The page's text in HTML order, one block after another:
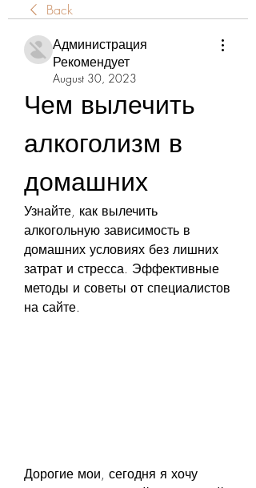
Back
Администрация
Рекомендует
August 30, 2023
Чем вылечить
алкоголизм в
домашних
Узнайте, как вылечить
алкогольную зависимость в
домашних условиях без лишних
затрат и стресса. Эффективные
методы и советы от специалистов
на сайте.
Дорогие мои, сегодня я хочу